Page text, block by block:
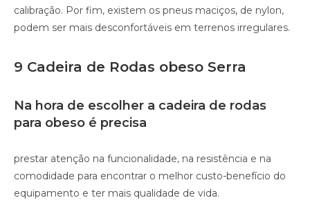
calibração. Por fim, existem os pneus maciços, de nylon,
podem ser mais desconfortáveis em terrenos irregulares.
9 Cadeira de Rodas obeso Serra
Na hora de escolher a cadeira de rodas
para obeso é precisa
prestar atenção na funcionalidade, na resistência e na
comodidade para encontrar o melhor custo-benefício do
equipamento e ter mais qualidade de vida.